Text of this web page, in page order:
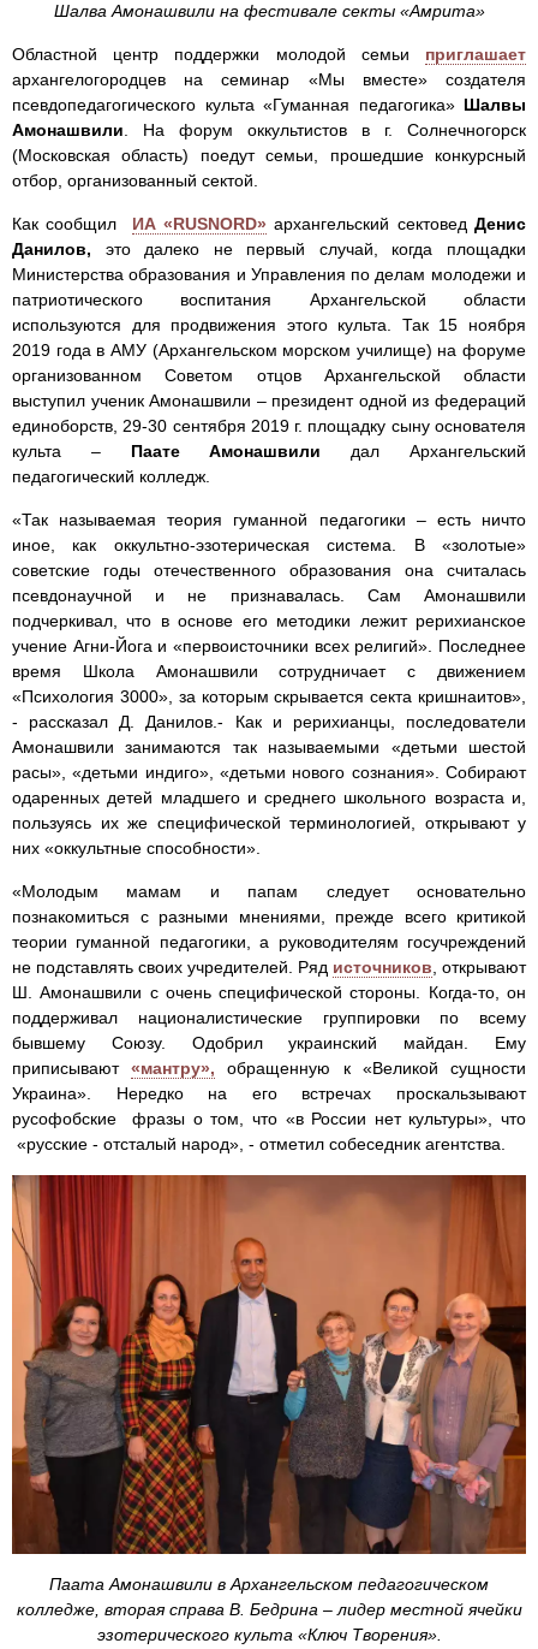
Шалва Амонашвили на фестивале секты «Амрита»
Областной центр поддержки молодой семьи приглашает
архангелогородцев на семинар «Мы вместе» создателя
псевдопедагогического культа «Гуманная педагогика» Шалвы
Амонашвили. На форум оккультистов в г. Солнечногорск
(Московская область) поедут семьи, прошедшие конкурсный
отбор, организованный сектой.
Как сообщил ИА «RUSNORD» архангельский сектоведДенис
Данилов, это далеко не первый случай, когда площадки
Министерства образования и Управления по делам молодежи и
патриотического воспитания Архангельской области
используются для продвижения этого культа. Так 15 ноября
2019 года в АМУ (Архангельском морском училище) на форуме
организованном Советом отцов Архангельской области
выступил ученик Амонашвили – президент одной из федераций
единоборств, 29-30 сентября 2019 г. площадку сыну основателя
культа – Паате Амонашвили дал Архангельский
педагогический колледж.
«Так называемая теория гуманной педагогики – есть ничто
иное, как оккультно-эзотерическая система. В «золотые»
советские годы отечественного образования она считалась
псевдонаучной и не признавалась. Сам Амонашвили
подчеркивал, что в основе его методики лежит рерихианское
учение Агни-Йога и «первоисточники всех религий». Последнее
время Школа Амонашвили сотрудничает с движением
«Психология 3000», за которым скрывается секта кришнаитов»,
- рассказал Д. Данилов.- Как и рерихианцы, последователи
Амонашвили занимаются так называемыми «детьми шестой
расы», «детьми индиго», «детьми нового сознания». Собирают
одаренных детей младшего и среднего школьного возраста и,
пользуясь их же специфической терминологией, открывают у
них «оккультные способности».
«Молодым мамам и папам следует основательно
познакомиться с разными мнениями, прежде всего критикой
теории гуманной педагогики, а руководителям госучреждений
не подставлять своих учредителей. Ряд источников, открывают
Ш. Амонашвили с очень специфической стороны. Когда-то, он
поддерживал националистические группировки по всему
бывшему Союзу. Одобрил украинский майдан. Ему
приписывают«мантру», обращенную к «Великой сущности
Украина». Нередко на его встречах проскальзывают
русофобские фразы о том, что «в России нет культуры», что
«русские - отсталый народ», - отметил собеседник агентства.
Паата Амонашвили в Архангельском педагогическом
колледже, вторая справа В. Бедрина – лидер местной ячейки
эзотерического культа «Ключ Творения».